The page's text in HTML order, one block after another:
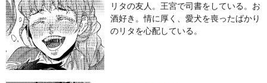
リタの友人。王宮で司書をしている。お
酒好き。情に厚く、愛犬を喪ったばかり
のリタを心配している。